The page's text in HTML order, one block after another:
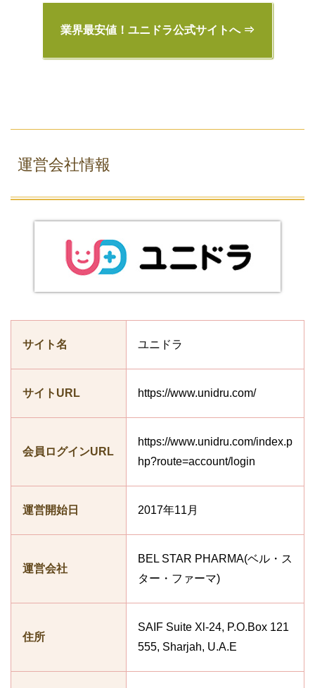
業界最安値！ユニドラ公式サイトへ ⇒
運営会社情報
サイト名 ユニドラ
サイトURL https://www.unidru.com/
会員ログインURL
https://www.unidru.com/index.p
hp?route=account/login
運営開始日 2017年11月
運営会社
BEL STAR PHARMA(ベル・ス
ター・ファーマ)
住所
SAIF Suite Xl-24, P.O.Box 121
555, Sharjah, U.A.E